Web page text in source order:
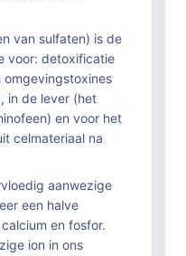
van sulfaten) is de
voor: detoxificatie
in de lever (het
en voor het
celmateriaal na
aanwezige
een halve
en fosfor.
ion in ons